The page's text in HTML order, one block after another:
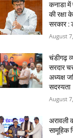
कनाडा में
की रक्षा
सरकार :
August
चंडीगढ़
सरदार
अध्यक्ष
सदस्यता
August
अरावली
सामूहिक